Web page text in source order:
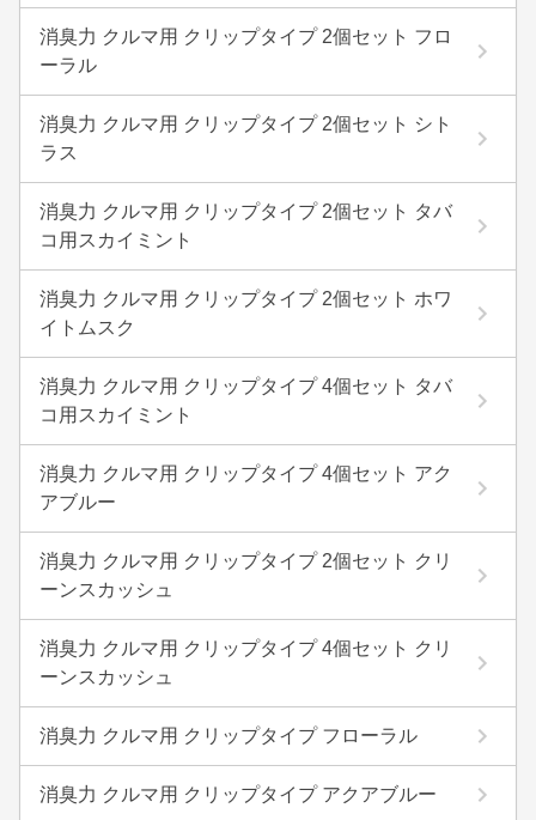
消臭力 クルマ用 クリップタイプ 2個セット フロ
ーラル
消臭力 クルマ用 クリップタイプ 2個セット シト
ラス
消臭力 クルマ用 クリップタイプ 2個セット タバ
コ用スカイミント
消臭力 クルマ用 クリップタイプ 2個セット ホワ
イトムスク
消臭力 クルマ用 クリップタイプ 4個セット タバ
コ用スカイミント
消臭力 クルマ用 クリップタイプ 4個セット アク
アブルー
消臭力 クルマ用 クリップタイプ 2個セット クリ
ーンスカッシュ
消臭力 クルマ用 クリップタイプ 4個セット クリ
ーンスカッシュ
消臭力 クルマ用 クリップタイプ フローラル
消臭力 クルマ用 クリップタイプ アクアブルー